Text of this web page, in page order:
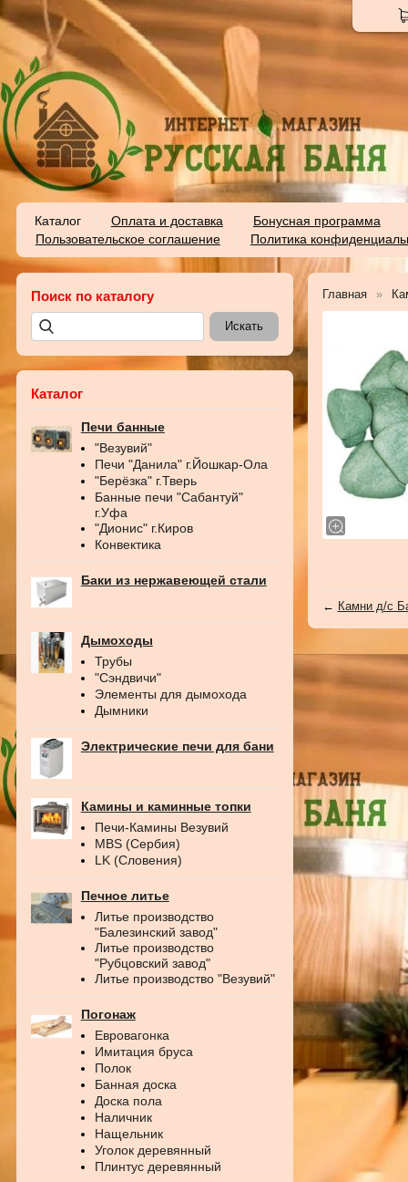
Каталог Оплата и доставка
Бонусная программа
Пользовательское соглашение
Политика
Поиск по каталогу
Каталог
Печи банные
"Везувий"
Печи "Данила" г.Йошкар-Ола
"Берёзка" г.Тверь
Банные печи "Сабантуй"
г.Уфа
"Дионис" г.Киров
Конвектика
Баки из нержавеющей стали
Дымоходы
Трубы
"Сэндвичи"
Элементы для дымохода
Дымники
Электрические печи для бани
Камины и каминные топки
Печи-Камины Везувий
MBS (Сербия)
LK (Словения)
Печное литье
Литье производство
"Балезинский завод"
Литье производство
"Рубцовский завод"
Литье производство "Везувий"
Погонаж
Евровагонка
Имитация бруса
Полок
Банная доска
Доска пола
Наличник
Нащельник
Уголок деревянный
Плинтус деревянный
Главная
← Камни д/с